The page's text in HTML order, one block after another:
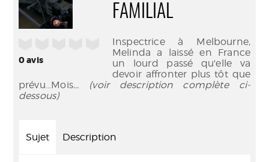
0avis
FAMILIAL
Inspectrice à Melbourne,
Melinda a laissé en France
un lourd passé qu'elle va
devoir affronter plus tôt que
prévu...Mois... (voir description complète ci-
dessous)
Sujet Description